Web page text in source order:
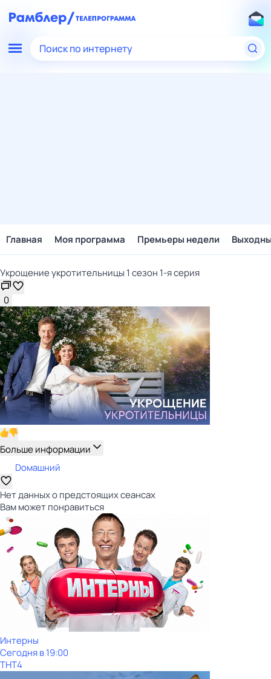
Поиск по интернету
Главная Моя программа Премьеры недели
Укрощение укротительницы 1 сезон 1-я серия
0
Больше информации
Dомашний
Нет данных о предстоящих сеансах
Вам может понравиться
Интерны
Сегодня в 19:00
ТНТ4